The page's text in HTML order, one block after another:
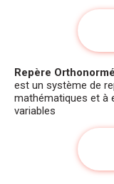
Repère Orthonormé
est un système de
mathématiques et à
variables